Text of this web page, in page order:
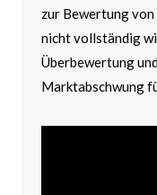
zur Bewertung
nicht vollständig
Überbewertung
Marktabschwung